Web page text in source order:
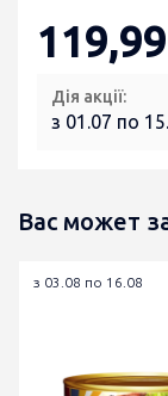
119,99
Дія акції:
з 01.07 по
Вас может
з 03.08 по 16.08